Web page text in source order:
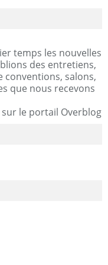
temps les nouvelles
des entretiens,
conventions, salons,
que nous recevons
sur le portail Overblog